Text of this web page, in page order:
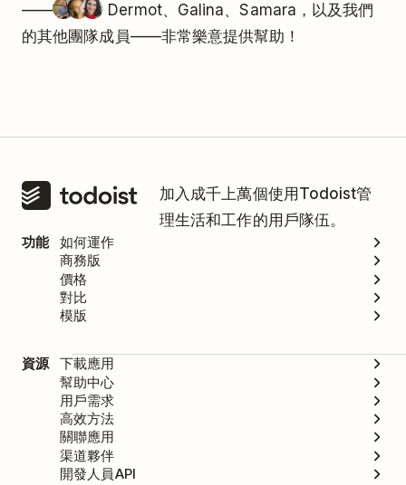
SEK kr90 kr840
PLN zł24 zł228
CHF CHF7 CHF60
CZK
INR
上述價格以全球匯率為標準。我們也在指
定國家提供當地價格，包括巴西、墨西
哥、印度、土耳其、波蘭、南非、日本和
捷克共和國。當地價格正在逐步推廣中，
因此這些地區的價格可能會與全球匯率不
——
Dermot、Galina、Samara，以及我們
的其他團隊成員——非常樂意提供幫助！
加入成千上萬個使用Todoist管
理生活和工作的用戶隊伍。
功能
如何運作
商務版
價格
對比
模版
資源
下載應用
幫助中心
用戶需求
高效方法
關聯應用
渠道夥伴
開發人員API